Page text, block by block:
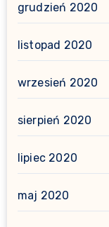
grudzień 2020
listopad 2020
wrzesień 2020
sierpień 2020
lipiec 2020
maj 2020